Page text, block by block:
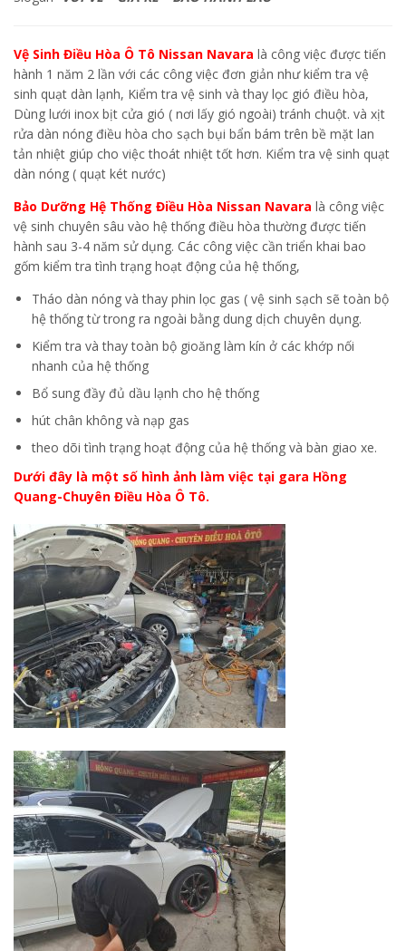
Vệ Sinh Điều Hòa Ô Tô Nissan Navara là công việc được tiến
hành 1 năm 2 lần với các công việc đơn giản như kiểm tra vệ
sinh quạt dàn lạnh, Kiểm tra vệ sinh và thay lọc gió điều hòa,
Dùng lưới inox bịt cửa gió ( nơi lấy gió ngoài) tránh chuột. và xịt
rửa dàn nóng điều hòa cho sạch bụi bẩn bám trên bề mặt lan
tản nhiệt giúp cho việc thoát nhiệt tốt hơn. Kiểm tra vệ sinh quạt
dàn nóng ( quạt két nước)
Bảo Dưỡng Hệ Thống Điều Hòa Nissan Navara là công việc
vệ sinh chuyên sâu vào hệ thống điều hòa thường được tiến
hành sau 3-4 năm sử dụng. Các công việc cần triển khai bao
gốm kiểm tra tình trạng hoạt động của hệ thống,
Tháo dàn nóng và thay phin lọc gas ( vệ sinh sạch sẽ toàn bộ
hệ thống từ trong ra ngoài bằng dung dịch chuyên dụng.
Kiểm tra và thay toàn bộ gioăng làm kín ở các khớp nối
nhanh của hệ thống
Bổ sung đầy đủ dầu lạnh cho hệ thống
hút chân không và nạp gas
theo dõi tình trạng hoạt động của hệ thống và bàn giao xe.
Dưới đây là một số hình ảnh làm việc tại gara Hồng
Quang-Chuyên Điều Hòa Ô Tô.